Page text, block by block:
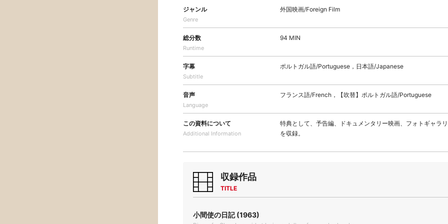
ジャンル
Genre
外国映画/Foreign Film
総分数
Runtime
94 MIN
字幕
Subtitle
ポルトガル語/Portuguese，日本語/Japanese
音声
Language
フランス語/French，【吹替】ポルトガル語/Portuguese
この資料について
Additional Information
特典として、予告編、ドキュメンタリー映画、フォトギャラリ
を収録。
収録作品
TITLE
小間使の日記 (1963)